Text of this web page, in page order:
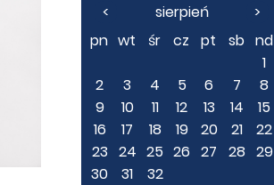
< sierpień
>
pn wt śr cz pt sb nd
1
2
3 4 5 6 7
8
9
10 11 12 13 14
15
16
17 18 19 20 21
22
23 24 25 26 27 28 29
30
31 32